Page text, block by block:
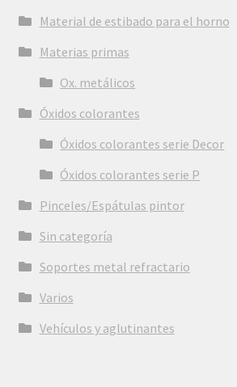
Material de estibado para el horno
Materias primas
Ox. metálicos
Óxidos colorantes
Óxidos colorantes serie Decor
Óxidos colorantes serie P
Pinceles/Espátulas pintor
Sin categoría
Soportes metal refractario
Varios
Vehículos y aglutinantes